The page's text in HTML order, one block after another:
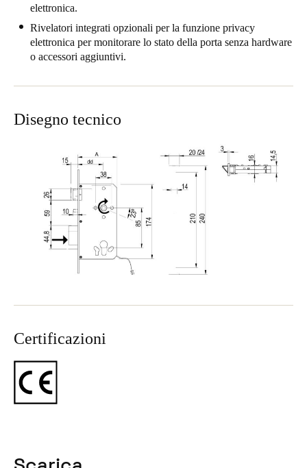
Poland
Polski
Denmark
SvenskaEnglish
Norway
English
elettronica.
Rivelatori integrati opzionali per la funzione privacy
elettronica per monitorare lo stato della porta senza hardware
o accessori aggiuntivi.
Disegno tecnico
Certificazioni